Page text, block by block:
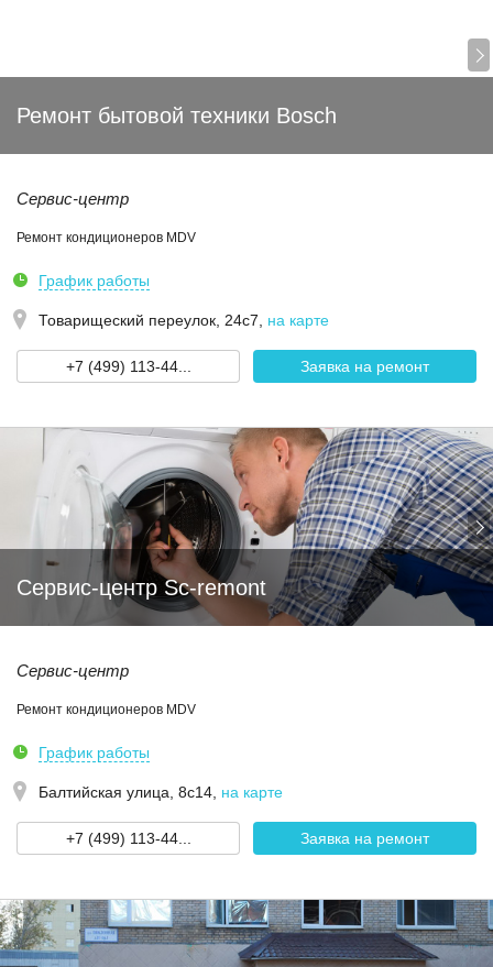
Ремонт бытовой техники Bosch
Сервис-центр
Ремонт кондиционеров MDV
График работы
Товарищеский переулок, 24с7 на карте
+7 (499) 113-44... Заявка на ремонт
Сервис-центр Sc-remont
Сервис-центр
Ремонт кондиционеров MDV
График работы
Балтийская улица, 8с14 на карте
+7 (499) 113-44... Заявка на ремонт